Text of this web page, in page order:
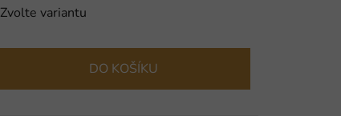
Zvolte variantu
DO KOŠÍKU